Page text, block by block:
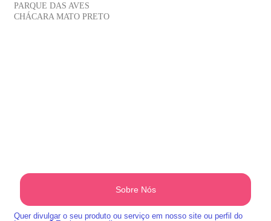
PARQUE DAS AVES
CHÁCARA MATO PRETO
Sobre Nós
Quer divulgar o seu produto ou serviço em nosso site ou perfil do